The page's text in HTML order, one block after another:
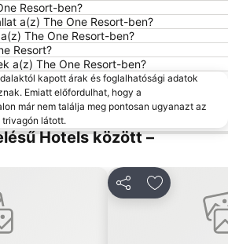
Resort-ben?
a(z) The One Resort-ben?
The One Resort-ben?
Resort?
a(z) The One Resort-ben?
kapott árak és foglalhatósági adatok
Emiatt előfordulhat, hogy a
már nem találja meg pontosan ugyanazt az
látott.
Hotels között –
MegosztásHozzáadás